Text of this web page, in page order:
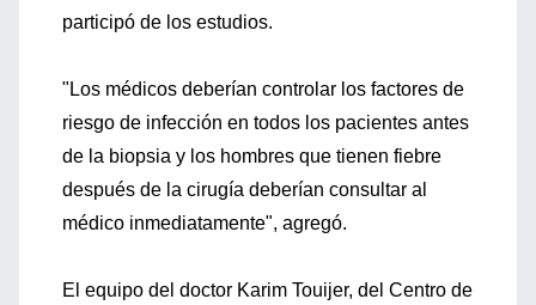
participó de los estudios.
"Los médicos deberían controlar los factores de
riesgo de infección en todos los pacientes antes
de la biopsia y los hombres que tienen fiebre
después de la cirugía deberían consultar al
médico inmediatamente", agregó.
El equipo del doctor Karim Touijer, del Centro de